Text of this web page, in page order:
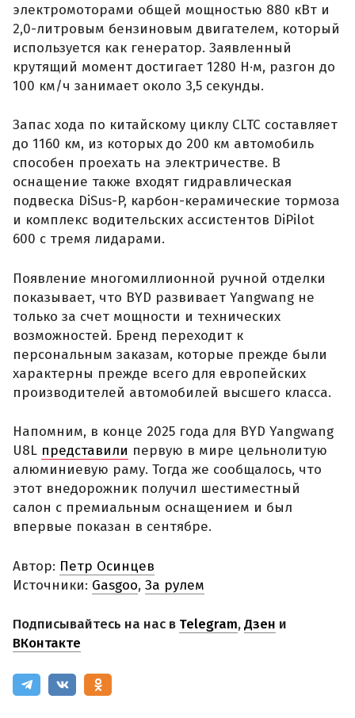
электромоторами общей мощностью 880 кВт и
2,0-литровым бензиновым двигателем, который
используется как генератор. Заявленный
крутящий момент достигает 1280 Н·м, разгон до
100 км/ч занимает около 3,5 секунды.
Запас хода по китайскому циклу CLTC составляет
до 1160 км, из которых до 200 км автомобиль
способен проехать на электричестве. В
оснащение также входят гидравлическая
подвеска DiSus-P, карбон-керамические тормоза
и комплекс водительских ассистентов DiPilot
600 с тремя лидарами.
Появление многомиллионной ручной отделки
показывает, что BYD развивает Yangwang не
только за счет мощности и технических
возможностей. Бренд переходит к
персональным заказам, которые прежде были
характерны прежде всего для европейских
производителей автомобилей высшего класса.
Напомним, в конце 2025 года для BYD Yangwang
U8L представили первую в мире цельнолитую
алюминиевую раму. Тогда же сообщалось, что
этот внедорожник получил шестиместный
салон с премиальным оснащением и был
впервые показан в сентябре.
Автор: Петр Осинцев
Источники: Gasgoo, За рулем
Подписывайтесь на нас в Telegram,Дзен и
ВКонтакте